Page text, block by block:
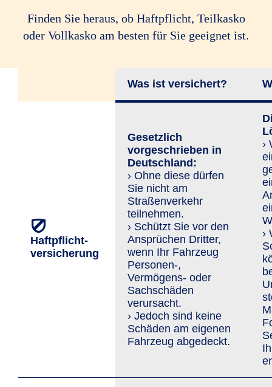
Finden Sie heraus, ob Haftpflicht, Teilkasko
oder Vollkasko am besten für Sie geeignet ist.
Was ist versichert?
Haftpflicht­
versicherung
Gesetzlich
vorgeschrieben in
Deutschland:
› Ohne diese dürfen
Sie nicht am
Straßenverkehr
teilnehmen.
› Schützt Sie vor den
An­sprü­chen Dritter,
wenn Ihr Fahrzeug
Personen-,
Vermögens- oder
Sachschäden
verursacht.
› Jedoch sind keine
Schäden am eigenen
Fahrzeug abgedeckt.
›
›